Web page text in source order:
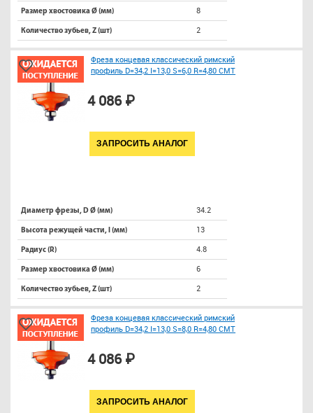
Размер хвостовика Ø (мм) 8
Количество зубьев, Z (шт) 2
Фреза концевая классический римский
профиль D=34,2 I=13,0 S=6,0 R=4,80 CMT
4 086 ₽
ЗАПРОСИТЬ АНАЛОГ
Диаметр фрезы, D Ø (мм) 34.2
Высота режущей части, l (мм) 13
Радиус (R) 4.8
Размер хвостовика Ø (мм) 6
Количество зубьев, Z (шт) 2
Фреза концевая классический римский
профиль D=34,2 I=13,0 S=8,0 R=4,80 CMT
4 086 ₽
ЗАПРОСИТЬ АНАЛОГ